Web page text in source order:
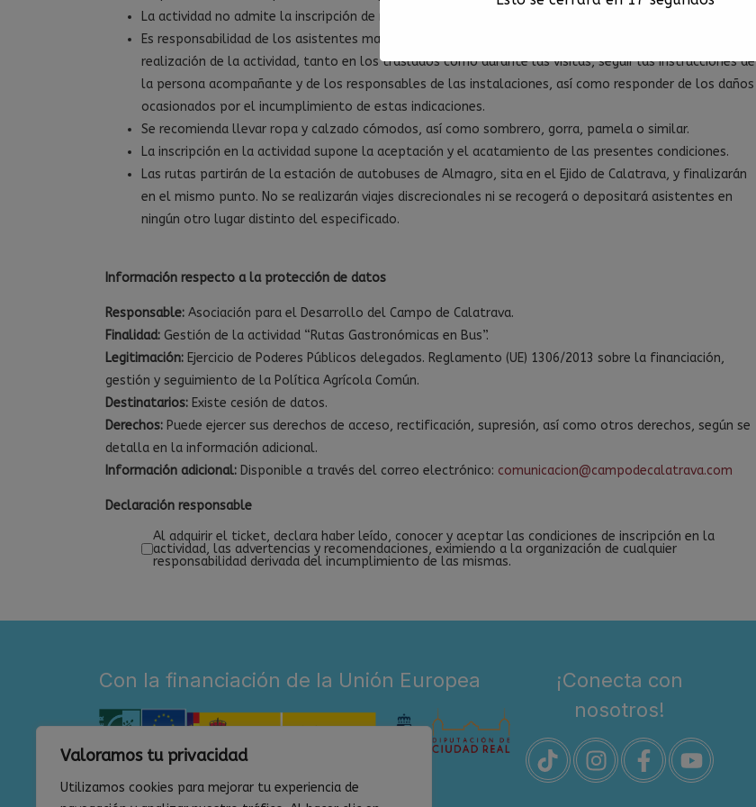
Valoramos tu privacidad
Utilizamos cookies para mejorar tu experiencia de
La actividad no admite la inscripción de menores de edad.
Es responsabilidad de los asistentes mantener un comportamiento correcto y adecuado durante la
realización de la actividad, tanto en los traslados como durante las visitas, seguir las instrucciones de
la persona acompañante y de los responsables de las instalaciones, así como responder de los daños
ocasionados por el incumplimiento de estas indicaciones.
Se recomienda llevar ropa y calzado cómodos, así como sombrero, gorra, pamela o similar.
La inscripción en la actividad supone la aceptación y el acatamiento de las presentes condiciones.
Las rutas partirán de la estación de autobuses de Almagro, sita en el Ejido de Calatrava, y finalizarán
en el mismo punto. No se realizarán viajes discrecionales ni se recogerá o depositará asistentes en
ningún otro lugar distinto del especificado.
Información respecto a la protección de datos
Responsable: Asociación para el Desarrollo del Campo de Calatrava.
Finalidad: Gestión de la actividad “Rutas Gastronómicas en Bus”.
Legitimación: Ejercicio de Poderes Públicos delegados. Reglamento (UE) 1306/2013 sobre la financiación,
gestión y seguimiento de la Política Agrícola Común.
Destinatarios: Existe cesión de datos.
Derechos: Puede ejercer sus derechos de acceso, rectificación, supresión, así como otros derechos, según se
detalla en la información adicional.
Información adicional: Disponible a través del correo electrónico: comunicacion@campodecalatrava.com
Declaración responsable
Al adquirir el ticket, declara haber leído, conocer y aceptar las condiciones de inscripción en la
actividad, las advertencias y recomendaciones, eximiendo a la organización de cualquier
responsabilidad derivada del incumplimiento de las mismas.
Con la financiación de la Unión Europea
¡Conecta con
nosotros!